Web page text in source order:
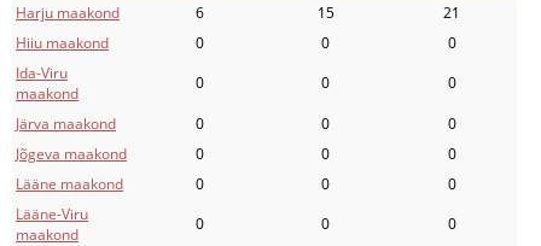
Harju maakond
6 15
21
Hiiu maakond
0 0
0
Ida-Viru
maakond
0 0
0
Järva maakond
0 0
0
Jõgeva maakond
0 0
0
Lääne maakond
0 0
0
Lääne-Viru
maakond
0 0
0